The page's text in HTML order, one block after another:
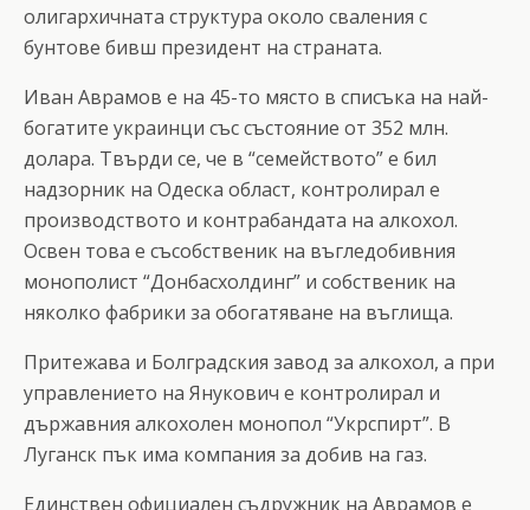
олигархичната структура около сваления с
бунтове бивш президент на страната.
Иван Аврамов е на 45-то място в списъка на най-
богатите украинци със състояние от 352 млн.
долара. Твърди се, че в “семейството” е бил
надзорник на Одеска област, контролирал е
производството и контрабандата на алкохол.
Освен това е съсобственик на въгледобивния
монополист “Донбасхолдинг” и собственик на
няколко фабрики за обогатяване на въглища.
Притежава и Болградския завод за алкохол, а при
управлението на Янукович е контролирал и
държавния алкохолен монопол “Укрспирт”. В
Луганск пък има компания за добив на газ.
Единствен официален съдружник на Аврамов е